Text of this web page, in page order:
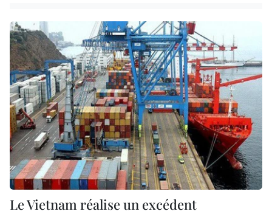
Le Vietnam réalise un excédent